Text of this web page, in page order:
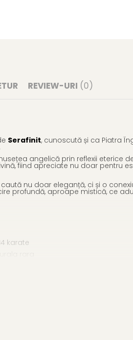
REVIEW-URI (0)
Serafinit, cunoscută și ca Piatra
angelică prin reflexii
fiind apreciate nu doar pentru
nu doar eleganță, ci și o
profundă, aproape mistică, ce
karate